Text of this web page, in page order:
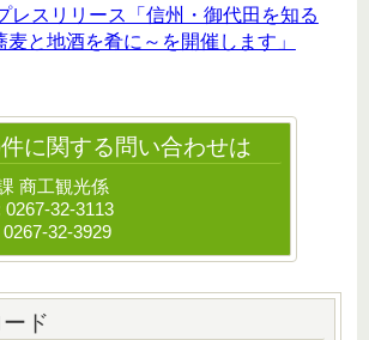
レスリリース「信州・御代田を知る
と地酒を肴に～を開催します」
に関する問い合わせは
商工観光係
0267-32-3113
32-3929
ド